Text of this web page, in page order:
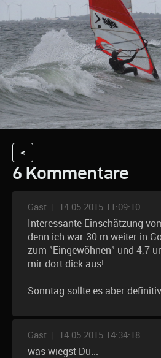
<
6 Kommentare
Gast 14.05.2015 11:09:10
Interessante Einschätzung
denn ich war 30 m weiter in
zum "Eingewöhnen" und 4,7
mir dort dick aus!
Sonntag sollte es aber definitiv
Gast 14.05.2015 14:34:18
was wiegst Du...